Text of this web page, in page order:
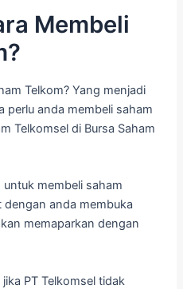
Membeli
Telkom? Yang menjadi
perlu anda membeli saham
Telkomsel di Bursa Saham
membeli saham
dengan anda membuka
memaparkan dengan
PT Telkomsel tidak